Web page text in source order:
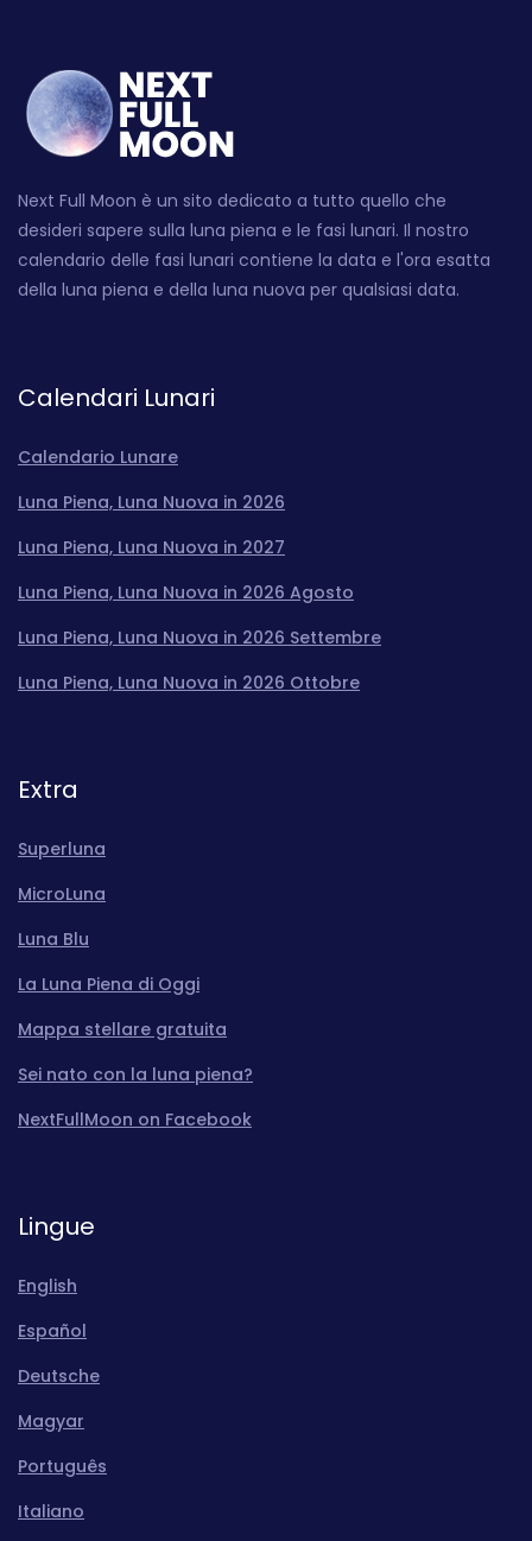
Next Full Moon è un sito dedicato a tutto quello che
desideri sapere sulla luna piena e le fasi lunari. Il nostro
calendario delle fasi lunari contiene la data e l'ora esatta
della luna piena e della luna nuova per qualsiasi data.
Calendari Lunari
Calendario Lunare
Luna Piena, Luna Nuova in 2026
Luna Piena, Luna Nuova in 2027
Luna Piena, Luna Nuova in 2026 Agosto
Luna Piena, Luna Nuova in 2026 Settembre
Luna Piena, Luna Nuova in 2026 Ottobre
Extra
Superluna
MicroLuna
Luna Blu
La Luna Piena di Oggi
Mappa stellare gratuita
Sei nato con la luna piena?
NextFullMoon on Facebook
Lingue
English
Español
Deutsche
Magyar
Português
Italiano